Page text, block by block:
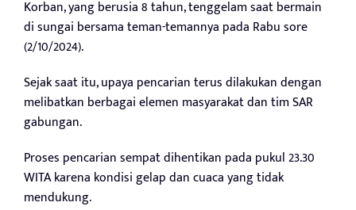
Korban, yang berusia 8 tahun, tenggelam saat bermain
di sungai bersama teman-temannya pada Rabu sore
(2/10/2024).
Sejak saat itu, upaya pencarian terus dilakukan dengan
melibatkan berbagai elemen masyarakat dan tim SAR
gabungan.
Proses pencarian sempat dihentikan pada pukul 23.30
WITA karena kondisi gelap dan cuaca yang tidak
mendukung.